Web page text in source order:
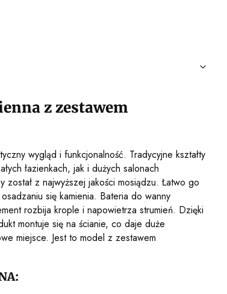
z zestawem
wygląd i funkcjonalność. Tradycyjne kształty
łazienkach, jak i dużych salonach
został z najwyższej jakości mosiądzu. Łatwo go
się kamienia. Bateria do wanny
rozbija krople i napowietrza strumień. Dzięki
montuje się na ścianie, co daje duże
miejsce. Jest to model z zestawem